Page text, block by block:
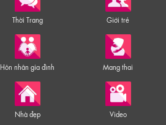
Thời Trang Giới trẻ
Hôn nhân gia đình Mang thai
Nhà đẹp Video